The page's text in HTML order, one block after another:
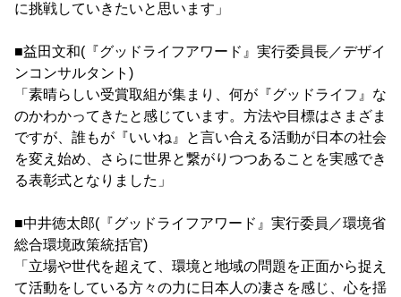
に挑戦していきたいと思います」
■益田文和(『グッドライフアワード』実行委員長／デザイ
ンコンサルタント)
「素晴らしい受賞取組が集まり、何が『グッドライフ』な
のかわかってきたと感じています。方法や目標はさまざま
ですが、誰もが『いいね』と言い合える活動が日本の社会
を変え始め、さらに世界と繋がりつつあることを実感でき
る表彰式となりました」
■中井徳太郎(『グッドライフアワード』実行委員／環境省
総合環境政策統括官)
「立場や世代を超えて、環境と地域の問題を正面から捉え
て活動をしている方々の力に日本人の凄さを感じ、心を揺